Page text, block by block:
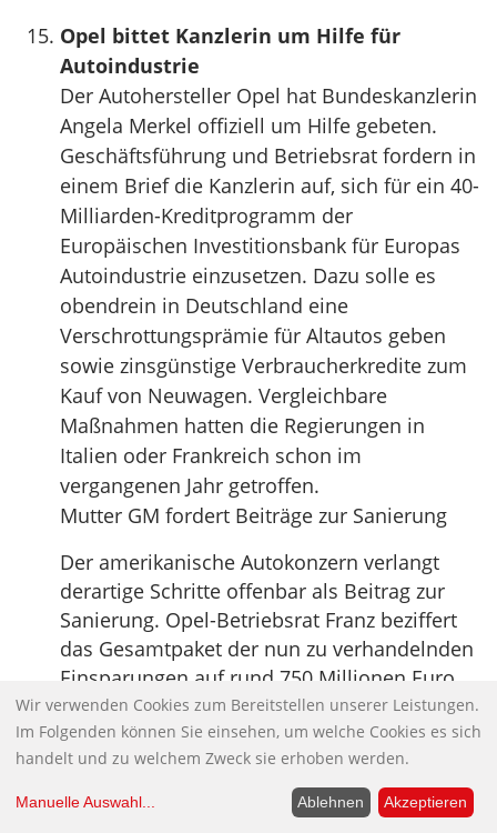
Opel bittet Kanzlerin um Hilfe für
Autoindustrie
Der Autohersteller Opel hat Bundeskanzlerin
Angela Merkel offiziell um Hilfe gebeten.
Geschäftsführung und Betriebsrat fordern in
einem Brief die Kanzlerin auf, sich für ein 40-
Milliarden-Kreditprogramm der
Europäischen Investitionsbank für Europas
Autoindustrie einzusetzen. Dazu solle es
obendrein in Deutschland eine
Verschrottungsprämie für Altautos geben
sowie zinsgünstige Verbraucherkredite zum
Kauf von Neuwagen. Vergleichbare
Maßnahmen hatten die Regierungen in
Italien oder Frankreich schon im
vergangenen Jahr getroffen.
Mutter GM fordert Beiträge zur Sanierung
Der amerikanische Autokonzern verlangt
derartige Schritte offenbar als Beitrag zur
Sanierung. Opel-Betriebsrat Franz beziffert
das Gesamtpaket der nun zu verhandelnden
Einsparungen auf rund 750 Millionen Euro.
Quelle: FAZ
Anmerkung WL:So darf dann der
europäische Steuerzahler dann auch noch
die Pleite von GM finanzieren.
Wir verwenden Cookies zum Bereitstellen unserer Leistungen.
Im Folgenden können Sie einsehen, um welche Cookies es sich
handelt und zu welchem Zweck sie erhoben werden.
Manuelle Auswahl... Ablehnen Akzeptieren